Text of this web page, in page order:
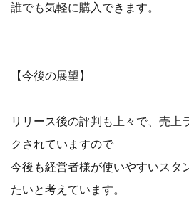
誰でも気軽に購入できます。
【今後の展望】
リリース後の評判も上々で、売上
クされていますので
今後も経営者様が使いやすいスタ
たいと考えています。